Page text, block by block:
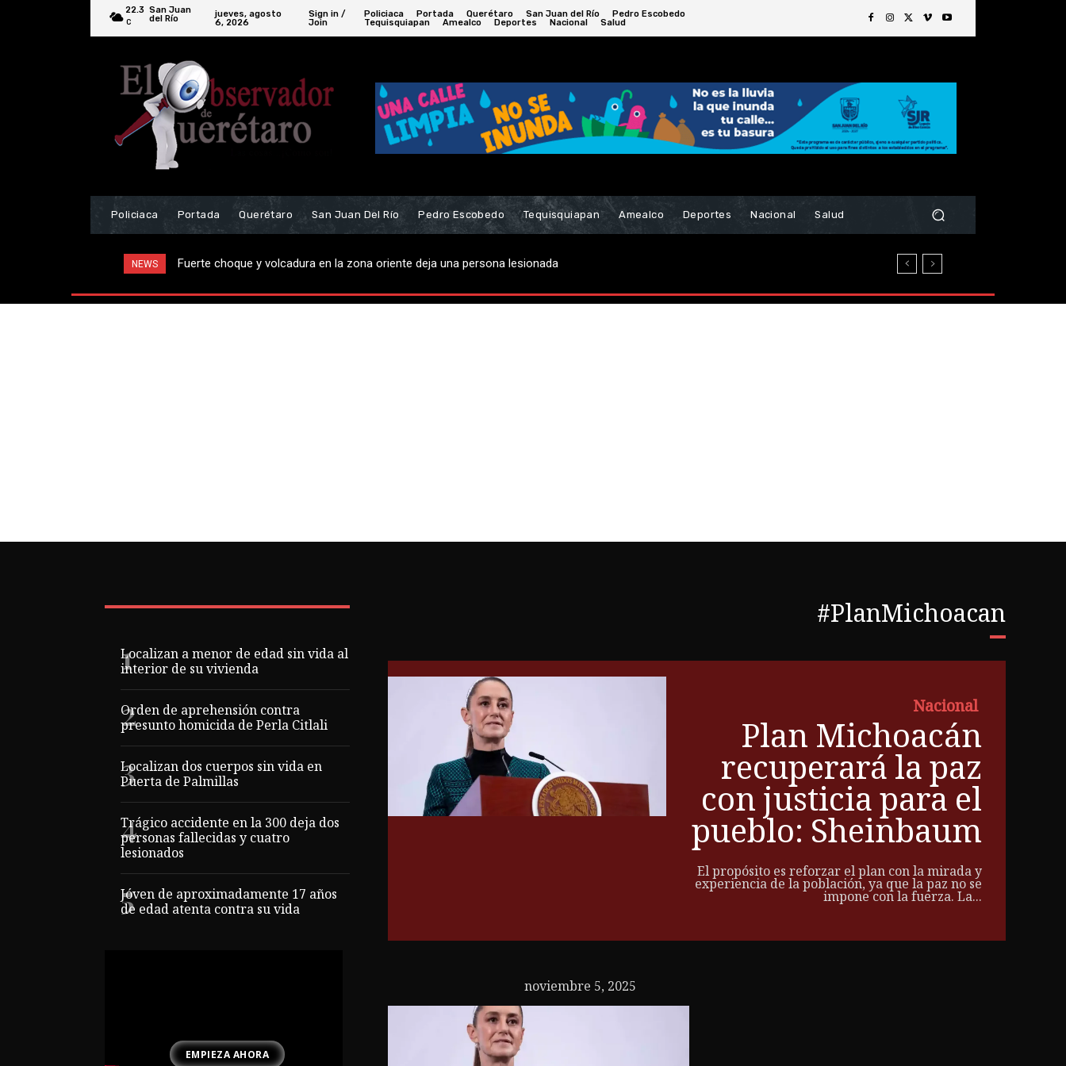
22.3
C
San Juan
del Río
jueves, agosto
6, 2026
Sign in /
Join
Policiaca Portada Querétaro San Juan del Río
Pedro Escobedo
Tequisquiapan
Amealco Deportes Nacional Salud
Policiaca Portada Querétaro San Juan Del Río Pedro Escobedo Tequisquiapan Amealco Deportes Nacional Salud
NEWS Fuerte choque y volcadura en la zona oriente deja una persona lesionada
Localizan a menor de edad sin vida al
interior de su vivienda
Orden de aprehensión contra
presunto homicida de Perla Citlali
Localizan dos cuerpos sin vida en
Puerta de Palmillas
Trágico accidente en la 300 deja dos
personas fallecidas y cuatro
lesionados
Jóven de aproximadamente 17 años
de edad atenta contra su vida
EMPIEZA AHORA
#PlanMichoacan
Nacional
Plan Michoacán
recuperará la paz
con justicia para el
pueblo: Sheinbaum
El propósito es reforzar el plan con la mirada y
experiencia de la población, ya que la paz no se
impone con la fuerza. La...
noviembre 5, 2025